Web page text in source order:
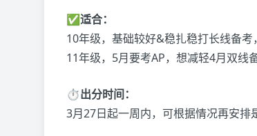
✅适合：
10年级，基础较好&稳扎稳打长线备考
11年级，5月要考AP，想减轻4月双线
⏱️出分时间：
3月27日起一周内，可根据情况再安排